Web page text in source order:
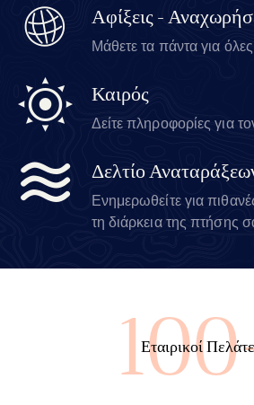
Αφίξεις -
Μάθετε τα πάντα για όλες
Καιρός
Δείτε πληροφορίες για
Δελτίο
Ενημερωθείτε για
τη διάρκεια της πτήσης
Εταιρικοί